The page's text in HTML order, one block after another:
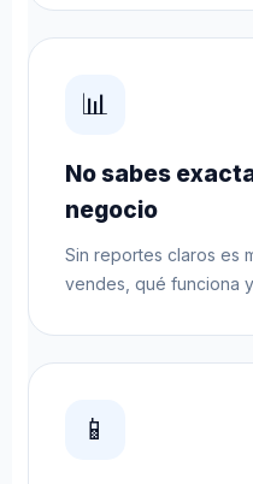
📊
No sabes
negocio
Sin reportes claros es
vendes, qué funciona
📱